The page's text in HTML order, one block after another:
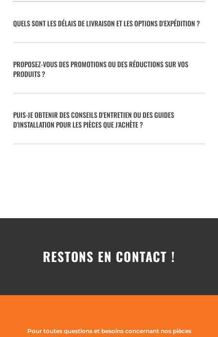
QUELS SONT LES DÉLAIS DE LIVRAISON ET LES OPTIONS D'EXPÉDITION ?
PROPOSEZ-VOUS DES PROMOTIONS OU DES RÉDUCTIONS SUR VOS
PRODUITS ?
PUIS-JE OBTENIR DES CONSEILS D'ENTRETIEN OU DES GUIDES
D'INSTALLATION POUR LES PIÈCES QUE J'ACHÈTE ?
RESTONS EN CONTACT !
Pour toutes questions et besoins concernant nos pièces